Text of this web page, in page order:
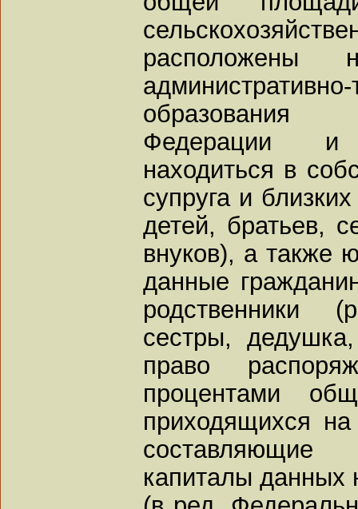
расположены
образования
Федерации и
находиться в
супруга и
детей, братьев,
внуков), а также
данные
родственники
сестры,
право
процентами
приходящихся
составляющие
капиталы данных